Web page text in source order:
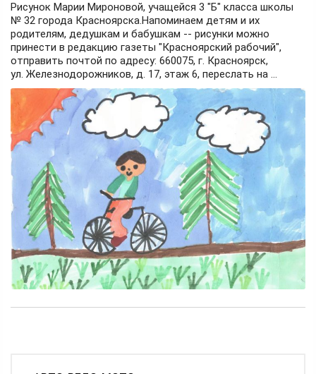
Рисунок Марии Мироновой, учащейся 3 "Б" класса школы
№ 32 города Красноярска.Напоминаем детям и их
родителям, дедушкам и бабушкам -- рисунки можно
принести в редакцию газеты "Красноярский рабочий",
отправить почтой по адресу: 660075, г. Красноярск,
ул. Железнодорожников, д. 17, этаж 6, переслать на ...